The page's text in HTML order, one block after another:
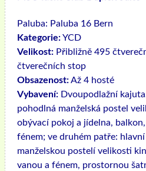
Paluba: Paluba 16 Bern
Kategorie:YCD
Velikost: Přibližně 495
čtverečních stop
Obsazenost:Až 4 hosté
Vybavení: Dvoupodlažní
pohodlná manželská postel
obývací pokoj a jídelna,
fénem; ve druhém patře:
manželskou postelí velikosti
vanou a fénem, ​​prostornou